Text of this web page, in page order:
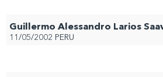
Guillermo Alessandro Larios
11/05/2002 PERU